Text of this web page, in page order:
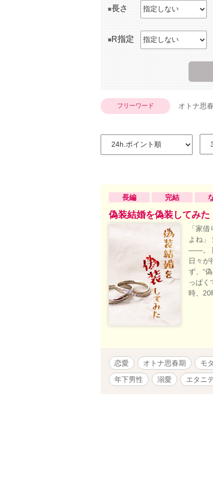
長さ
R指定
フリーワード オトナ思
長編 完結
偽装結婚を偽装してみた
「家
よね」
――。
日々が
ず、“
っぱく
時、20
恋愛 オトナ思春期 モ
年下男性
溺愛 エタニ